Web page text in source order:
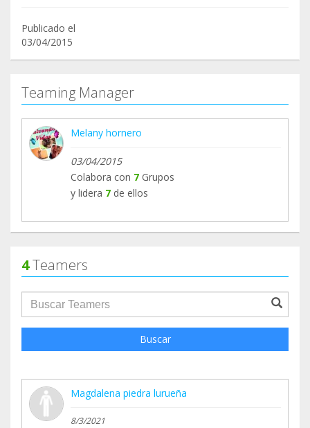
Publicado el
03/04/2015
Teaming Manager
Melany hornero
03/04/2015
Colabora con 7 Grupos
y lidera 7 de ellos
4Teamers
groupProfile.searchForm.search.text???
Buscar
Magdalena piedra lurueña
8/3/2021